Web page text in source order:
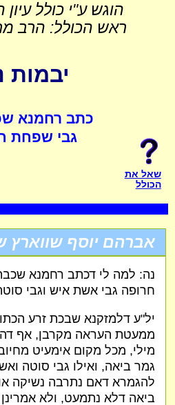
הוגש ע"י כולל
ראש הכולל: הרב
יבמות
כתב רחמנא
גבי שפחת
שאל את
הכולל
אברהם יוסף שווארץ
נה: למה לי דכתב רחמנא
חרופה גבי אשת איש וגבי
יל"ע דלמזקנא שבכת זרע
ממעטת העראה מקרבן, אף
מילי, מכל מקום אימעיט
גמר ביאה, ואילו גבי סוטה
להגמרא דאם נתרבה נשיקה
ביאה דלא נתמעט, ולא